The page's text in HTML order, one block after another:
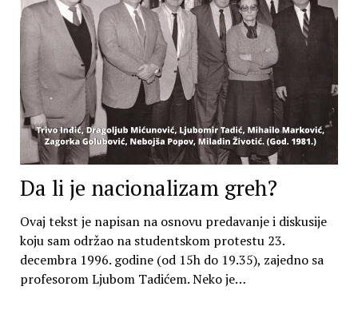
Da li je nacionalizam greh?
Ovaj tekst je napisan na osnovu predavanje i diskusije
koju sam održao na studentskom protestu 23.
decembra 1996. godine (od 15h do 19.35), zajedno sa
profesorom Ljubom Tadićem. Neko je…